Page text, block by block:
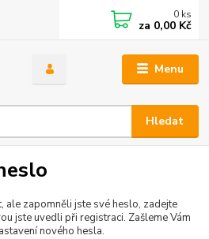
Menu
Hledat
0 ks
za 0,00 Kč
ale zapomněli jste své heslo, zadejte
jste uvedli při registraci. Zašleme Vám
nového hesla.